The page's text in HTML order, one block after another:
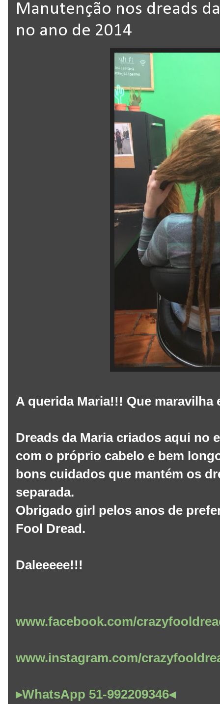
Manutenção nos dreads
no ano de 2014
A querida Maria!!! Que
Dreads da Maria criados aqui no
com o próprio cabelo e bem
bons cuidados que mantém os
separada.
Obrigado girl pelos anos de
Fool Dread.
Daleeeee!!!
www.facebook.com/
www.instagram.com/
▸WhatsApp 51-992209346◂